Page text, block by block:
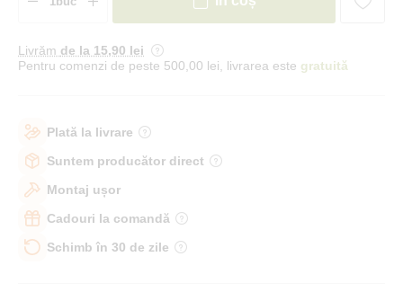
Livrăm de la 15,90 lei
Pentru comenzi de peste 500,00 lei, livrarea este gratuită
Plată la livrare
Suntem producător direct
Montaj ușor
Cadouri la comandă
Schimb în 30 de zile